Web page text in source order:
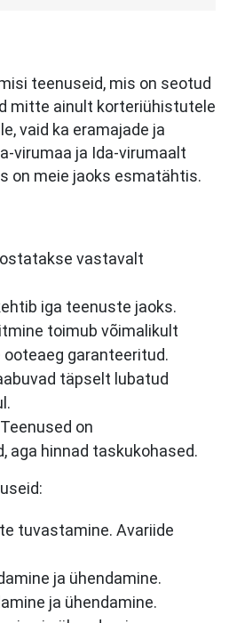
teenuseid, mis on seotud
mitte ainult korteriühistutele
vaid ka eramajade ja
virumaa ja Ida-virumaalt
on meie jaoks esmatähtis.
vastavalt
iga teenuste jaoks.
toimub võimalikult
garanteeritud.
täpselt lubatud
on
aga hinnad taskukohased.
tuvastamine. Avariide
ja ühendamine.
ja ühendamine.